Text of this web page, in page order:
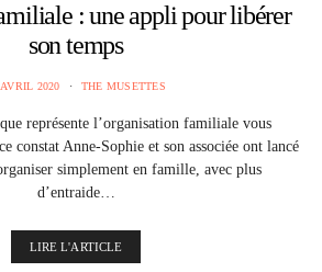
: une appli pour libérer
son temps
2020 THE MUSETTES
représente l’organisation familiale vous
constat Anne-Sophie et son associée ont lancé
simplement en famille, avec plus
d’entraide…
LIRE L'ARTICLE